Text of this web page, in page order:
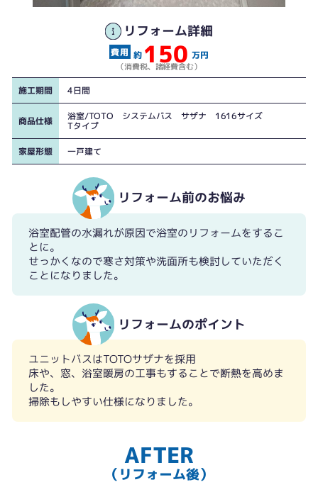
リフォーム詳細
約 150 万円
（消費税、諸経費含む）
施工期間 4日間
商品仕様
浴室/TOTO システムバス サザナ 1616サイズ
Tタイプ
家屋形態 一戸建て
リフォーム前のお悩み
浴室配管の水漏れが原因で浴室のリフォームをするこ
とに。
せっかくなので寒さ対策や洗面所も検討していただく
ことになりました。
リフォームのポイント
ユニットバスはTOTOサザナを採用
床や、窓、浴室暖房の工事もすることで断熱を高めま
した。
掃除もしやすい仕様になりました。
AFTER
（リフォーム後）